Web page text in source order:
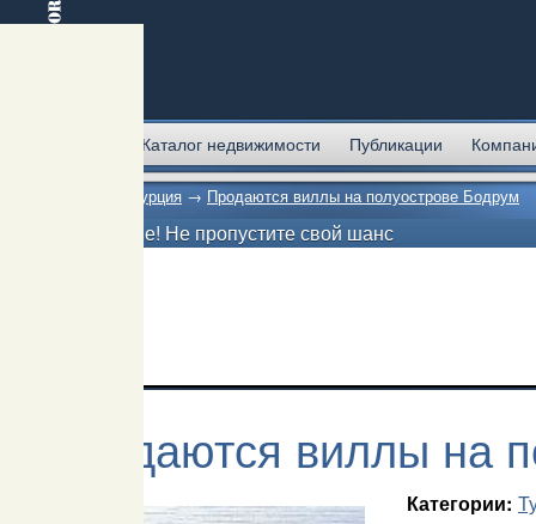
Каталог недвижимости Публикации
Турция → Продаются виллы на полуострове Бодрум
Внимание! Не пропустите свой шанс
Продаются виллы на
Категории: